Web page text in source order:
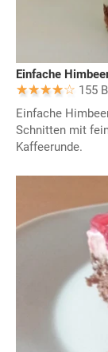
Einfache
155
Einfache
Schnitten mit
Kaffeerunde.